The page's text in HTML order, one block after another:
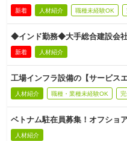
新着 人材紹介 職種未経験OK
◆インド勤務◆大手総合建設会
新着 人材紹介
工場インフラ設備の【サービス
人材紹介 職種・業種未経験OK
ベトナム駐在員募集！オフショ
人材紹介